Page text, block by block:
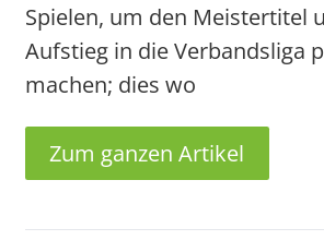
Spielen, um den Meistertitel
Aufstieg in die Verbandsliga
machen; dies wo
Zum ganzen Artikel